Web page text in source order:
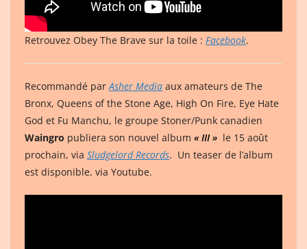
Retrouvez Obey The Brave sur la toile : Facebook.
Recommandé parAsher Media aux amateurs de The
Bronx, Queens of the Stone Age, High On Fire, Eye Hate
God et Fu Manchu, le groupe Stoner/Punk canadien
Waingro publiera son nouvel album « III » le 15 août
prochain, via Sludgelord Records. Un teaser de l’album
est disponible, via Youtube.